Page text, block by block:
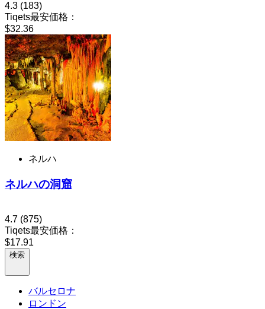
4.3 (183)
Tiqets最安価格：
$32.36
ネルハ
ネルハの洞窟
4.7 (875)
Tiqets最安価格：
$17.91
検索
バルセロナ
ロンドン